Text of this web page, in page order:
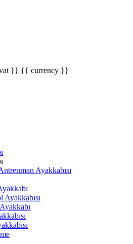
}} {{ currency }}
Ayakkabısı
Ayakkabısı